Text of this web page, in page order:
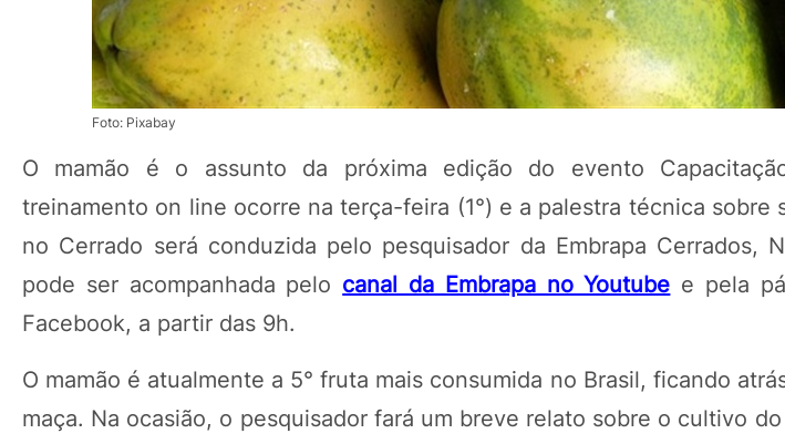
Foto: Pixabay
O mamão é o assunto da próxima edição do evento
treinamento on line ocorre na terça-feira (1°) e a palestra técnica sobre
no Cerrado será conduzida pelo pesquisador da Embrapa Cerrados,
pode ser acompanhada pelo canal da Embrapa no Youtube e pela
Facebook, a partir das 9h.
O mamão é atualmente a 5° fruta mais consumida no Brasil, ficando
maça. Na ocasião, o pesquisador fará um breve relato sobre o cultivo